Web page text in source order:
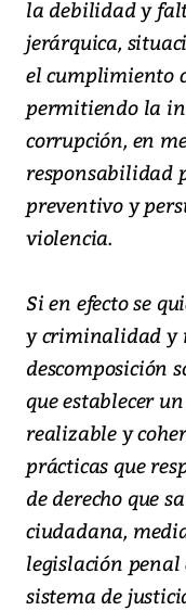
la debilidad y
jerárquica,
el cumplimiento
permitiendo la
corrupción, en
responsabilidad
preventivo y
violencia.
Si en efecto se
y criminalidad y
descomposición
que establecer
realizable y
prácticas que
de derecho que
ciudadana,
legislación penal
sistema de